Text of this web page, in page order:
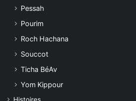
Pessah
Pourim
Roch Hachana
Souccot
Ticha BéAv
Yom Kippour
Histoires